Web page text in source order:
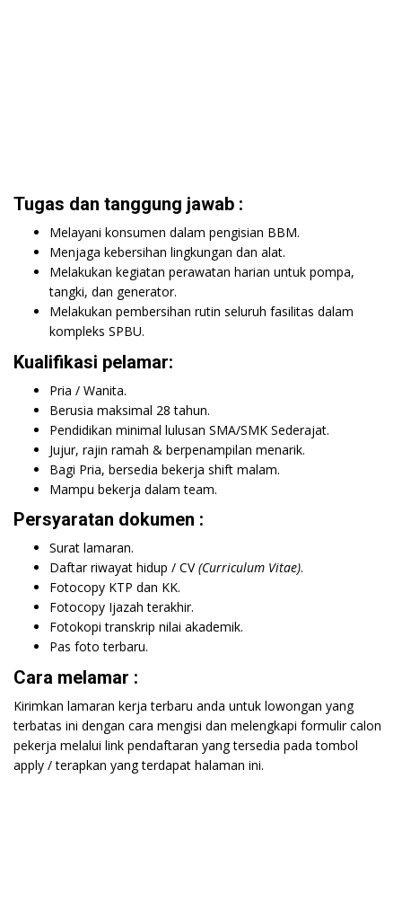
Tugas dan tanggung jawab :
Melayani konsumen dalam pengisian BBM.
Menjaga kebersihan lingkungan dan alat.
Melakukan kegiatan perawatan harian untuk pompa,
tangki, dan generator.
Melakukan pembersihan rutin seluruh fasilitas dalam
kompleks SPBU.
Kualifikasi pelamar:
Pria / Wanita.
Berusia maksimal 28 tahun.
Pendidikan minimal lulusan SMA/SMK Sederajat.
Jujur, rajin ramah & berpenampilan menarik.
Bagi Pria, bersedia bekerja shift malam.
Mampu bekerja dalam team.
Persyaratan dokumen :
Surat lamaran.
Daftar riwayat hidup / CV(Curriculum Vitae).
Fotocopy KTP dan KK.
Fotocopy Ijazah terakhir.
Fotokopi transkrip nilai akademik.
Pas foto terbaru.
Cara melamar :
Kirimkan lamaran kerja terbaru anda untuk lowongan yang
terbatas ini dengan cara mengisi dan melengkapi formulir calon
pekerja melalui link pendaftaran yang tersedia pada tombol
apply / terapkan yang terdapat halaman ini.